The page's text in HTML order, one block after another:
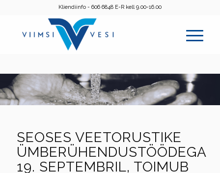
Kliendiinfo - 606 6848 E-R kell 9.00-16.00
SEOSES VEETORUSTIKE
ÜMBERÜHENDUSTÖÖDEGA
19. SEPTEMBRIL, TOIMUB